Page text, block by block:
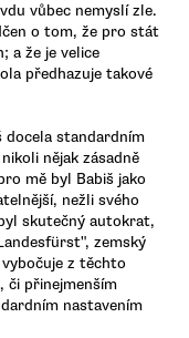
vůbec nemyslí zle.
o tom, že pro stát
a že je velice
předhazuje takové
docela standardním
nějak zásadně
mě byl Babiš jako
nežli svého
skutečný autokrat,
zemský
z těchto
či přinejmenším
nastavením